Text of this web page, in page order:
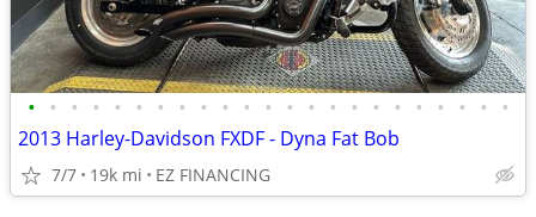
• • • • • • • • • • • • • • • • • • • • • • •
2013 Harley-Davidson FXDF - Dyna Fat Bob
7/7 19k mi EZ FINANCING